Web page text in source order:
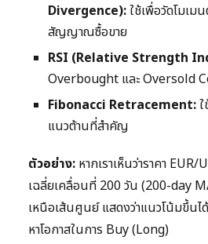
Divergence):ใช้เพื่อวัดโมเม
สัญญาณซื้อขาย
RSI (Relative Strength
Overbought และ Oversold
Fibonacci Retracement:
แนวต้านที่สำคัญ
ตัวอย่าง: หากเราเห็นว่าราคา
เฉลี่ยเคลื่อนที่ 200 วัน (200-day
เหนือเส้นศูนย์ แสดงว่าแนวโน้มขึ้นไ
หาโอกาสในการ Buy (Long)